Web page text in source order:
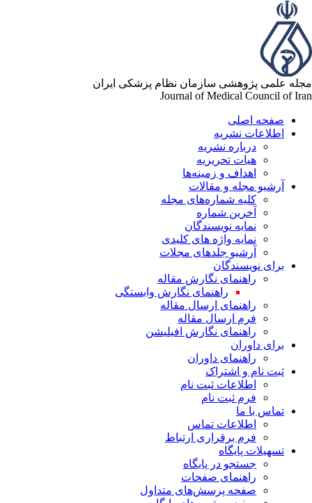
علمی پژوهشی سازمان نظام پزشکی ایران
Journal of Medical Council of
صفحه اصلی
اطلاعات نشریه
درباره نشریه
هیات تحریریه
اهداف و زمینه‌ها
آرشیو مجله و مقالات
کلیه شماره‌های مجله
آخرین شماره
نمایه نویسندگان
نمایه واژه های کلیدی
آرشیو جلدهای مجلات
برای نویسندگان
راهنمای نگارش مقاله
راهنمای نگارش وابستگی
راهنمای ارسال مقاله
فرم ارسال مقاله
راهنمای نگارش افیلیشن
برای داوران
راهنمای داوران
ثبت نام و اشتراک
اطلاعات ثبت نام
فرم ثبت نام
تماس با ما
اطلاعات تماس
فرم برقراری ارتباط
تسهیلات پایگاه
جستجو در پایگاه
راهنمای صفحات
صفحه پرسش‌های متداول